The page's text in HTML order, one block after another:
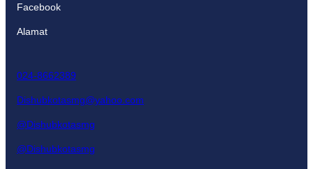
Facebook
Alamat
024-8662389
Dishubkotasmg@yahoo.com
@Dishubkotasmg
@Dishubkotasmg